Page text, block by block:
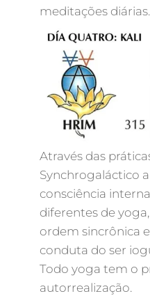
meditações diárias.
Através das
Synchrogaláctico
consciência
diferentes de
ordem sincrônica
conduta do ser
Todo yoga tem o
autorrealização.